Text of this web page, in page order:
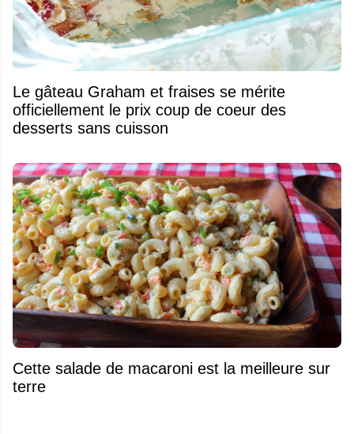
Le gâteau Graham et fraises se mérite
officiellement le prix coup de coeur des
desserts sans cuisson
Cette salade de macaroni est la meilleure sur
terre